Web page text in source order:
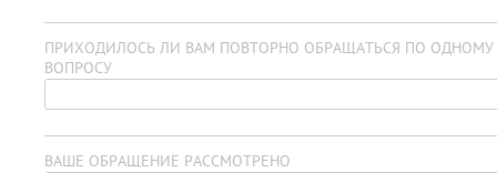
ПРИХОДИЛОСЬ ЛИ ВАМ ПОВТОРНО ОБРАЩАТЬСЯ ПО
ВОПРОСУ
ВАШЕ ОБРАЩЕНИЕ РАССМОТРЕНО